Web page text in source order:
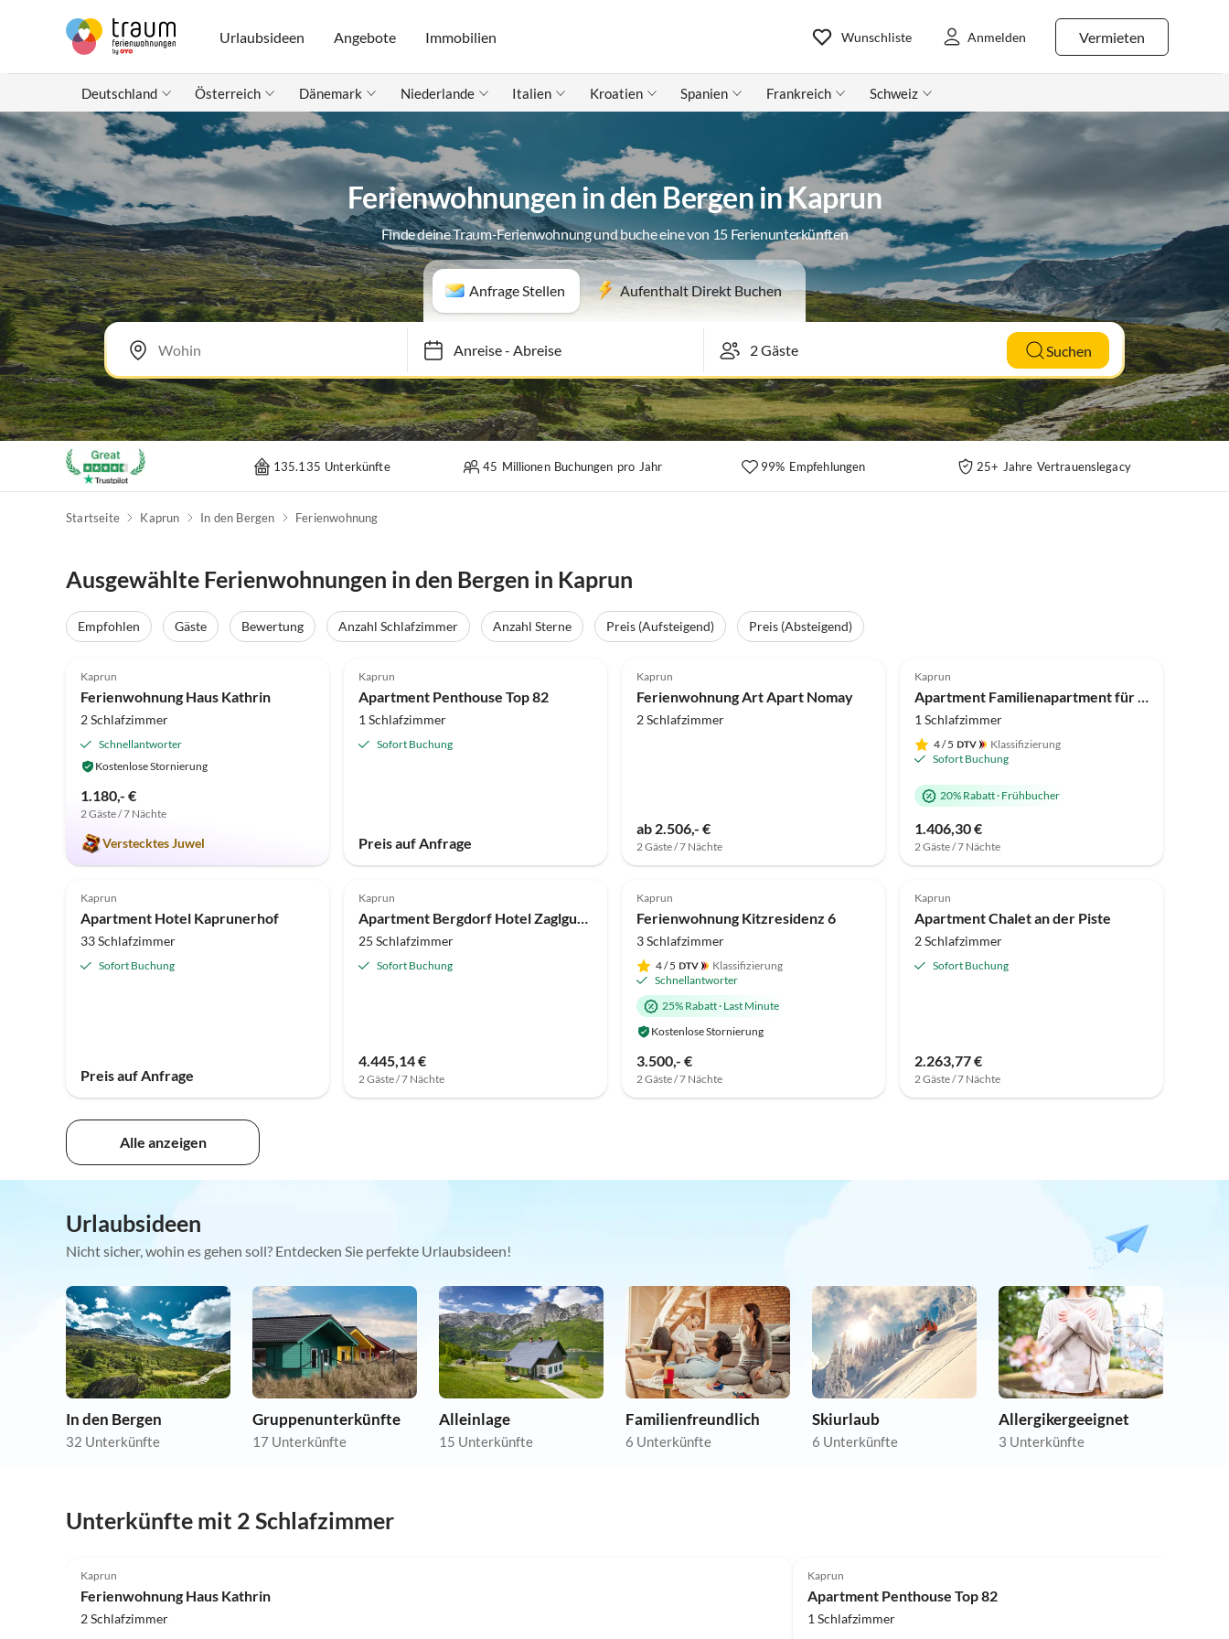
Urlaubsideen Angebote Immobilien Vermieten
Wunschliste Anmelden
Deutschland Österreich Dänemark Niederlande Italien Kroatien Spanien Frankreich Schweiz
Ferienwohnungen in den Bergen in Kaprun
Finde deine Traum-Ferienwohnung und buche eine von 15 Ferienunterkünften
Anfrage Stellen Aufenthalt Direkt Buchen
Anreise-Abreise Suchen
135.135 Unterkünfte 45 Millionen Buchungen pro Jahr 99% Empfehlungen 25+ Jahre Vertrauenslegacy
Startseite Kaprun In den Bergen Ferienwohnung
Ausgewählte Ferienwohnungen in den Bergen in Kaprun
Empfohlen Gäste Bewertung Anzahl Schlafzimmer Anzahl Sterne Preis (Aufsteigend)
Preis (Absteigend)
Kaprun
Ferienwohnung Haus Kathrin
2 Schlafzimmer
Schnellantworter
Kostenlose Stornierung
1.180,- €
2 Gäste / 7 Nächte
Verstecktes Juwel
Kaprun
Apartment Penthouse Top 82
1 Schlafzimmer
Sofort Buchung
Preis auf Anfrage
Kaprun
Ferienwohnung Art Apart Nomay
2 Schlafzimmer
ab 2.506,- €
2 Gäste / 7 Nächte
Kaprun
Apartment Familienapartment für 4 Personen
1 Schlafzimmer
4/ 5
Klassifizierung
Sofort Buchung
20% Rabatt· Frühbucher
1.406,30 €
2 Gäste / 7 Nächte
Kaprun
Apartment Hotel Kaprunerhof
33 Schlafzimmer
Sofort Buchung
Preis auf Anfrage
Kaprun
Apartment Bergdorf Hotel Zaglgut Kaprun
25 Schlafzimmer
Sofort Buchung
4.445,14 €
2 Gäste / 7 Nächte
Kaprun
Ferienwohnung Kitzresidenz 6
3 Schlafzimmer
4/ 5
Klassifizierung
Schnellantworter
25% Rabatt· Last Minute
Kostenlose Stornierung
3.500,- €
2 Gäste / 7 Nächte
Kaprun
Apartment Chalet an der Piste
2 Schlafzimmer
Sofort Buchung
2.263,77 €
2 Gäste / 7 Nächte
Alle anzeigen
Urlaubsideen
Nicht sicher, wohin es gehen soll? Entdecken Sie perfekte Urlaubsideen!
In den Bergen
32 Unterkünfte
Gruppenunterkünfte
17 Unterkünfte
Alleinlage
15 Unterkünfte
Familienfreundlich
6 Unterkünfte
Skiurlaub
6 Unterkünfte
Allergikergeeignet
3 Unterkünfte
Unterkünfte mit 2 Schlafzimmer
Kaprun
Ferienwohnung Haus Kathrin
2 Schlafzimmer
Kaprun
Apartment Penthouse Top 82
1 Schlafzimmer